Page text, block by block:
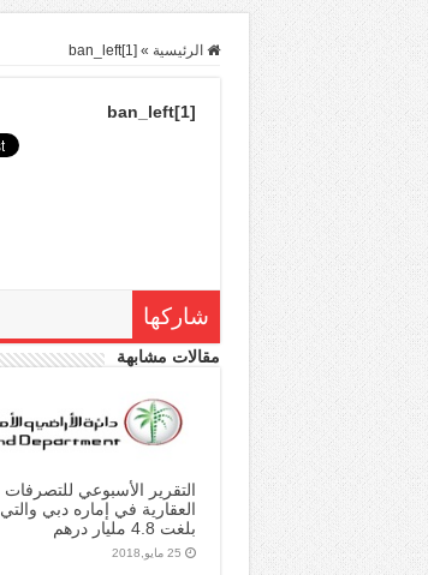
الرئيسية »
ban_left[1]
ban_left[1]
شاركها
مقالات مشابهة
التقرير الأسبوعي للتصرفات
العقارية في إماره دبي والتي
بلغت 4.8 مليار درهم
25 مايو,2018